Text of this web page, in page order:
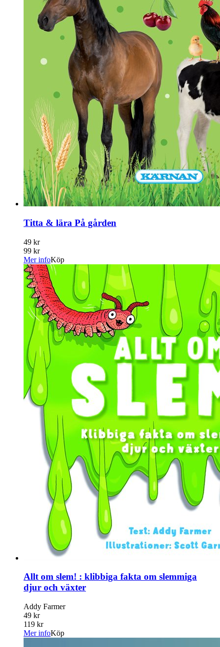
Titta & lära På gården
49 kr
99 kr
Mer infoKöp
Allt om slem! : klibbiga fakta om slemmiga
djur och växter
Addy Farmer
49 kr
119 kr
Mer infoKöp